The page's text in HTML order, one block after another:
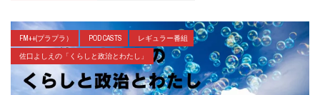
FM++(プラプラ） POD CASTS
レギュラー番組
佐口よしえの「くらしと政治とわたし」